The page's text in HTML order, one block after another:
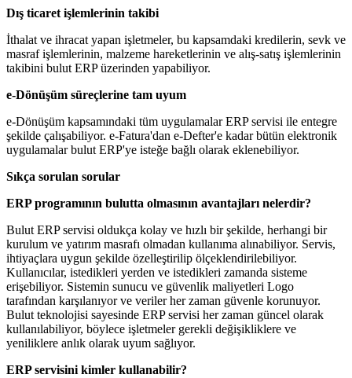
Dış ticaret işlemlerinin takibi
İthalat ve ihracat yapan işletmeler, bu kapsamdaki kredilerin, sevk ve
masraf işlemlerinin, malzeme hareketlerinin ve alış-satış işlemlerinin
takibini bulut ERP üzerinden yapabiliyor.
e-Dönüşüm süreçlerine tam uyum
e-Dönüşüm kapsamındaki tüm uygulamalar ERP servisi ile entegre
şekilde çalışabiliyor. e-Fatura'dan e-Defter'e kadar bütün elektronik
uygulamalar bulut ERP'ye isteğe bağlı olarak eklenebiliyor.
Sıkça sorulan sorular
ERP programının bulutta olmasının avantajları nelerdir?
Bulut ERP servisi oldukça kolay ve hızlı bir şekilde, herhangi bir
kurulum ve yatırım masrafı olmadan kullanıma alınabiliyor. Servis,
ihtiyaçlara uygun şekilde özelleştirilip ölçeklendirilebiliyor.
Kullanıcılar, istedikleri yerden ve istedikleri zamanda sisteme
erişebiliyor. Sistemin sunucu ve güvenlik maliyetleri Logo
tarafından karşılanıyor ve veriler her zaman güvenle korunuyor.
Bulut teknolojisi sayesinde ERP servisi her zaman güncel olarak
kullanılabiliyor, böylece işletmeler gerekli değişikliklere ve
yeniliklere anlık olarak uyum sağlıyor.
ERP servisini kimler kullanabilir?